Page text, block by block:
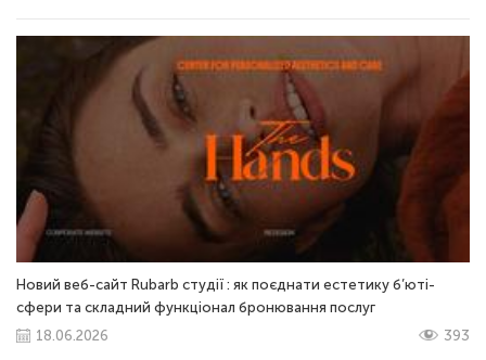
Новий веб-сайт Rubarb студії : як поєднати естетику б’юті-
сфери та складний функціонал бронювання послуг
18.06.2026
393